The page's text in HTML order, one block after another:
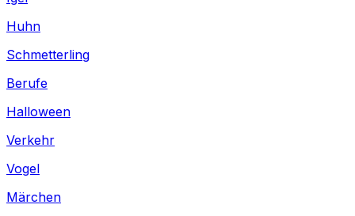
Huhn
Schmetterling
Berufe
Halloween
Verkehr
Vogel
Märchen